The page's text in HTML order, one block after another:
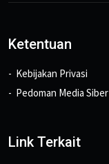
Ketentuan
Kebijakan Privasi
Pedoman Media Siber
Link Terkait